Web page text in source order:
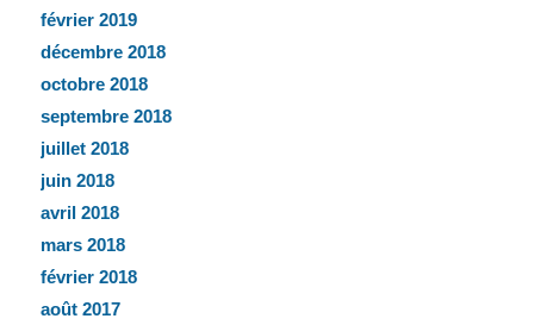
février 2019
décembre 2018
octobre 2018
septembre 2018
juillet 2018
juin 2018
avril 2018
mars 2018
février 2018
août 2017